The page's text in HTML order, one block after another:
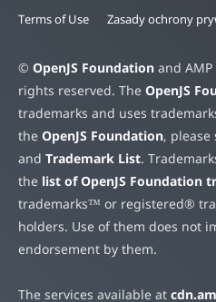
Terms of Use Zasady ochrony
© OpenJS Foundation and
rights reserved. The OpenJS
trademarks and uses
the OpenJS Foundation, please
and Trademark List.
the list of OpenJS Foundation
trademarks™ or registered®
holders. Use of them does not
endorsement by them.
The services available at